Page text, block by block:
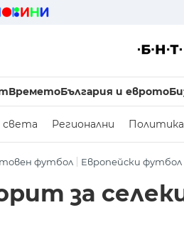
ВреметоБългария и еврото
света Регионални Политика
футбол Европейски футбол
за